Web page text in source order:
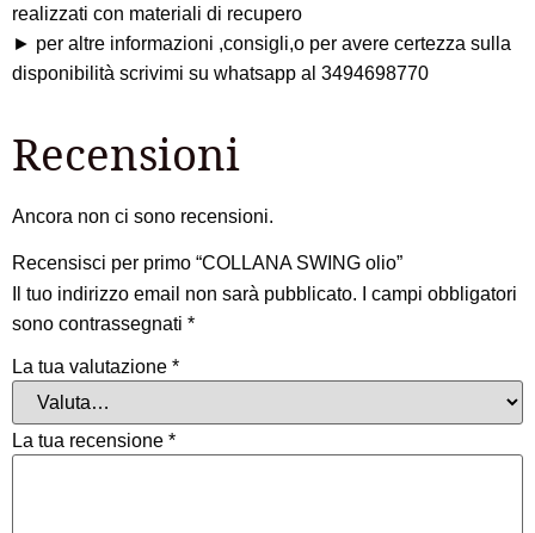
realizzati con materiali di recupero
► per altre informazioni ,consigli,o per avere certezza sulla
disponibilità scrivimi su whatsapp al 3494698770
Recensioni
Ancora non ci sono recensioni.
Recensisci per primo “COLLANA SWING olio”
Il tuo indirizzo email non sarà pubblicato.
I campi obbligatori
sono contrassegnati *
La tua valutazione *
La tua recensione *